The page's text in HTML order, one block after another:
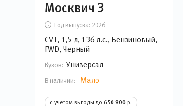
Москвич 3
Год выпуска: 2026
CVT, 1,5 л, 136 л.с., Бензиновый,
FWD, Черный
Кузов: Универсал
В наличии: Мало
с учетом выгоды до 650 900 р.